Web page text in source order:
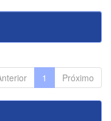
1 Próximo